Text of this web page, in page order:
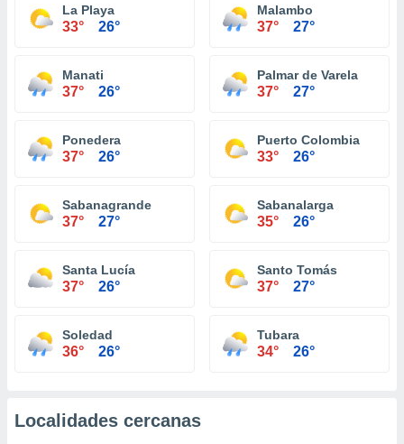
La Playa
33° 26°
Malambo
37° 27°
Manati
37° 26°
Palmar de Varela
37° 27°
Ponedera
37° 26°
Puerto Colombia
33° 26°
Sabanagrande
37° 27°
Sabanalarga
35° 26°
Santa Lucía
37° 26°
Santo Tomás
37° 27°
Soledad
36° 26°
Tubara
34° 26°
Localidades cercanas